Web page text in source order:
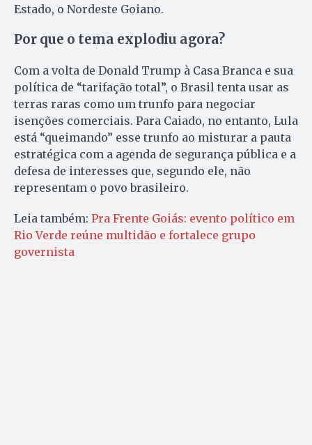
Estado, o Nordeste Goiano.
Por que o tema explodiu agora?
Com a volta de Donald Trump à Casa Branca e sua
política de “tarifação total”, o Brasil tenta usar as
terras raras como um trunfo para negociar
isenções comerciais. Para Caiado, no entanto, Lula
está “queimando” esse trunfo ao misturar a pauta
estratégica com a agenda de segurança pública e a
defesa de interesses que, segundo ele, não
representam o povo brasileiro.
Leia também: Pra Frente Goiás: evento político em
Rio Verde reúne multidão e fortalece grupo
governista